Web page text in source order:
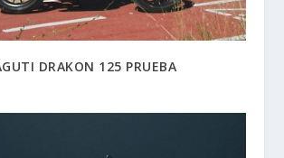
DRAKON 125 PRUEBA